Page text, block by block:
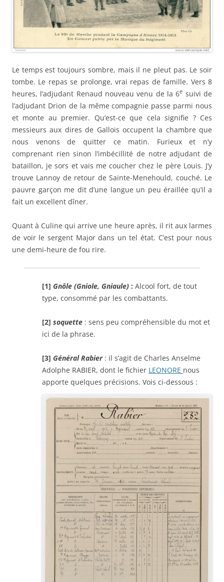
Le temps est toujours sombre, mais il ne pleut pas. Le soir
tombe. Le repas se prolonge, vrai repas de famille. Vers 8
heures, l’adjudant Renaud nouveau venu de la 6e suivi de
l’adjudant Drion de la même compagnie passe parmi nous
et monte au premier. Qu’est-ce que cela signifie ? Ces
messieurs aux dires de Gallois occupent la chambre que
nous venons de quitter ce matin. Furieux et n’y
comprenant rien sinon l’imbécillité de notre adjudant de
bataillon, je sors et vais me coucher chez le père Louis. J’y
trouve Lannoy de retour de Sainte-Menehould, couché. Le
pauvre garçon me dit d’une langue un peu éraillée qu’il a
fait un excellent dîner.
Quant à Culine qui arrive une heure après, il rit aux larmes
de voir le sergent Major dans un tel état. C’est pour nous
une demi-heure de fou rire.
[1] Gnôle (Gniole, Gniaule) : Alcool fort, de tout
type, consommé par les combattants.
[2] soquette : sens peu compréhensible du mot et
ici de la phrase.
[3] Général Rabier : il s’agit de Charles Anselme
Adolphe RABIER, dont le fichier LEONORE nous
apporte quelques précisions. Vois ci-dessous :